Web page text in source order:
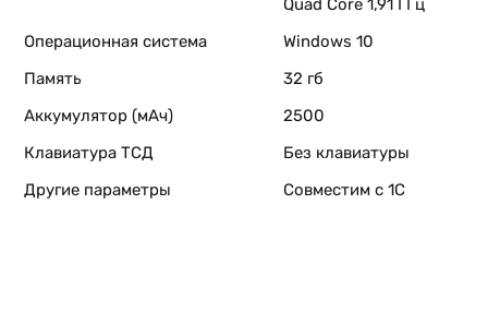
Quad Core 1,91 ГГц
Операционная система
Windows 10
Память
32 гб
Аккумулятор (мАч)
2500
Клавиатура ТСД
Без клавиатуры
Другие параметры
Совместим с 1С